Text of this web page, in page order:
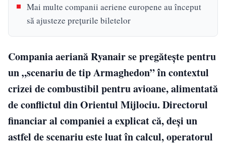
Mai multe companii aeriene europene au început
să ajusteze prețurile biletelor
Compania aeriană Ryanair se pregătește pentru
un „scenariu de tip Armaghedon” în contextul
crizei de combustibil pentru avioane, alimentată
de conflictul din Orientul Mijlociu. Directorul
financiar al companiei a explicat că, deși un
astfel de scenariu este luat în calcul, operatorul